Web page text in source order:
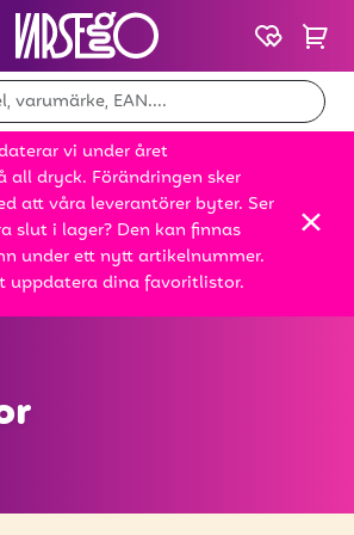
vi under året
all dryck. Förändringen sker
att våra leverantörer byter. Ser
slut i lager? Den kan finnas
under ett nytt artikelnummer.
uppdatera dina favoritlistor.